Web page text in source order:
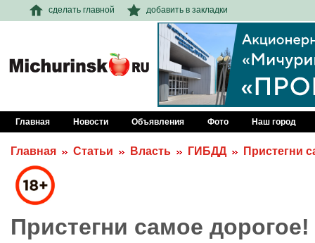
сделать главной добавить в закладки
Главная Новости Объявления Фото Наш город
Главная Статьи Власть ГИБДД Пристегни
Пристегни самое дорогое!